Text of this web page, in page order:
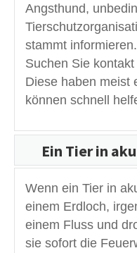
Angsthund,
stammt informieren.
Suchen Sie
Diese haben meist
können schnell
Ein Tier in
Wenn ein Tier in
einem Erdloch,
einem Fluss und
sie sofort die